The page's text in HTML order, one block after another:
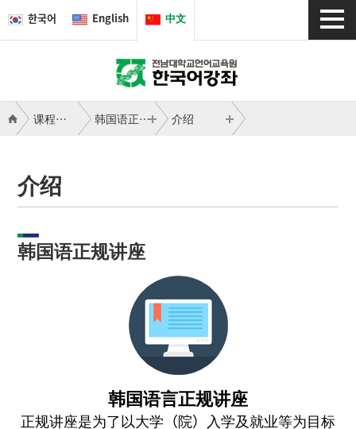
한국어 English 中文
课程简介 韩国语正规讲座 介绍
介绍
韩国语正规讲座
韩国语言正规讲座
正规讲座是为了以大学（院）入学及就业等为目标